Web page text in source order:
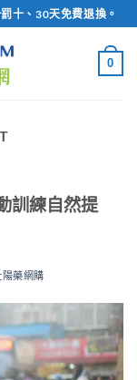
十、30天免費退換。
0
訓練自然提
藥網購